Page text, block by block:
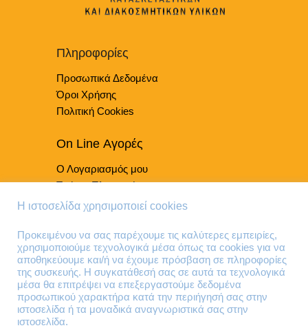
Πληροφορίες
Προσωπικά Δεδομένα
Όροι Χρήσης
Πολιτική Cookies
On Line Αγορές
Ο Λογαριασμός μου
Τρόποι Πληρωμής
Τρόποι Παράδοσης
Τηλέφωνα Επικοινωνίας
210 41 13 636
210 41 13 280
Διεύθυνση
Η ιστοσελίδα χρησιμοποιεί cookies
Προκειμένου να σας παρέχουμε τις καλύτερες εμπειρίες,
χρησιμοποιούμε τεχνολογικά μέσα όπως τα cookies για να
αποθηκεύουμε και/ή να έχουμε πρόσβαση σε πληροφορίες
της συσκευής. Η συγκατάθεσή σας σε αυτά τα τεχνολογικά
μέσα θα επιτρέψει να επεξεργαστούμε δεδομένα
προσωπικού χαρακτήρα κατά την περιήγησή σας στην
ιστοσελίδα ή τα μοναδικά αναγνωριστικά σας στην
ιστοσελίδα.